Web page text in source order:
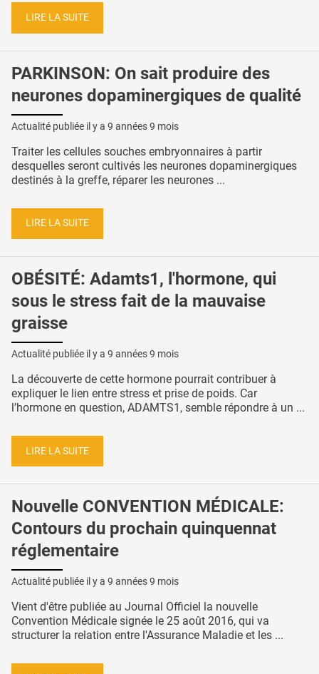
LIRE LA SUITE
PARKINSON: On sait produire des
neurones dopaminergiques de qualité
Actualité publiée il y a 9 années 9 mois
Traiter les cellules souches embryonnaires à partir
desquelles seront cultivés les neurones dopaminergiques
destinés à la greffe, réparer les neurones ...
LIRE LA SUITE
OBÉSITÉ: Adamts1, l'hormone, qui
sous le stress fait de la mauvaise
graisse
Actualité publiée il y a 9 années 9 mois
La découverte de cette hormone pourrait contribuer à
expliquer le lien entre stress et prise de poids. Car
l’hormone en question, ADAMTS1, semble répondre à un ...
LIRE LA SUITE
Nouvelle CONVENTION MÉDICALE:
Contours du prochain quinquennat
réglementaire
Actualité publiée il y a 9 années 9 mois
Vient d'être publiée au Journal Officiel la nouvelle
Convention Médicale signée le 25 août 2016, qui va
structurer la relation entre l'Assurance Maladie et les ...